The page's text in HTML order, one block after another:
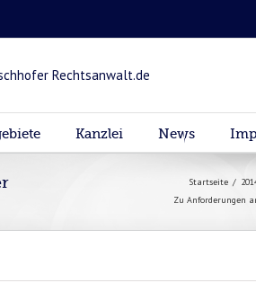
Kanzlei News
Startseite /
Zu Anforderungen